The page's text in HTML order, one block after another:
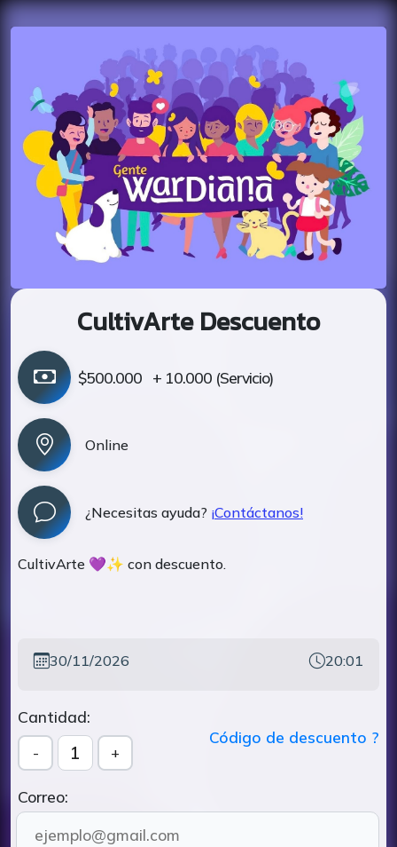
CultivArte Descuento
$500.000 + 10.000 (Servicio)
Online
¿Necesitas ayuda? ¡Contáctanos!
CultivArte 💜✨ con descuento.
30/11/2026 20:01
Cantidad:
- 1 +
Código de descuento ?
Correo: